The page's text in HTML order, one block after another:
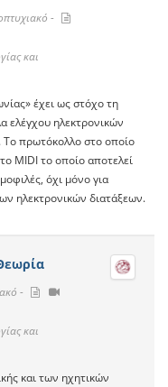
-
και
έχει ως στόχο τη
ελέγχου ηλεκτρονικών
πρωτόκολλο στο οποίο
MIDI το οποίο αποτελεί
όχι μόνο για
ηλεκτρονικών διατάξεων.
-
και
και των ηχητικών